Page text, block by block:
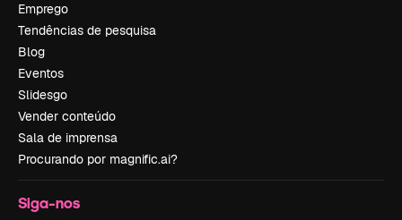
Emprego
Tendências de pesquisa
Blog
Eventos
Slidesgo
Vender conteúdo
Sala de imprensa
Procurando por magnific.ai?
Siga-nos